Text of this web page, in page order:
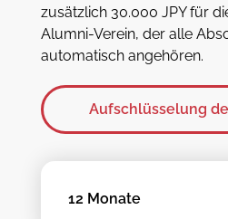
12 Monate
zusätzlich 30.000 JPY für
Alumni-Verein, der alle
automatisch angehören.
Aufschlüsselung